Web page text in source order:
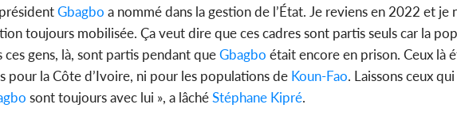
Gbagbo a nommé dans la gestion de l’État. Je reviens en 2022 et je
toujours mobilisée. Ça veut dire que ces cadres sont partis seuls car la
ces gens, là, sont partis pendant queGbagbo était encore en prison. Ceux là
pour la Côte d’Ivoire, ni pour les populations de Koun-Fao. Laissons ceux
sont toujours avec lui », a lâchéStéphane Kipré.